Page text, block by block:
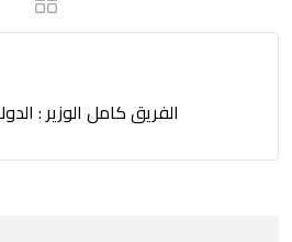
الفريق كامل الوزير : الدولار